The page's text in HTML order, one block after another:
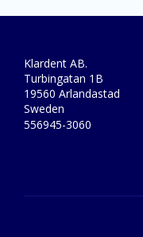
Klardent AB.
Turbingatan 1B
19560 Arlandastad
Sweden
556945-3060